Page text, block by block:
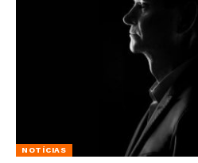
NOTÍCIAS